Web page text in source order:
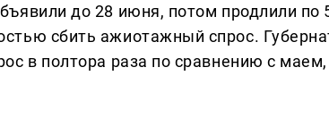
до 28 июня, потом продлили по
сбить ажиотажный спрос.
в полтора раза по сравнению с